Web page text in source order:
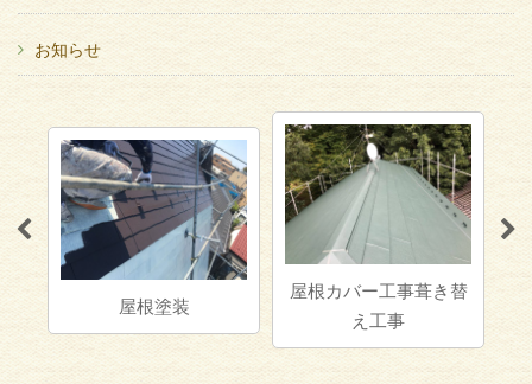
お知らせ
屋根塗装
屋根カバー工事葺き替
え工事